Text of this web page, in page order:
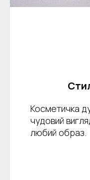
Косметичка
чудовий
любий образ.